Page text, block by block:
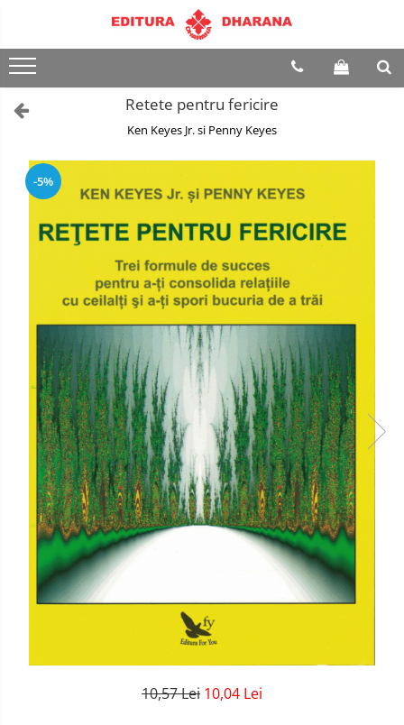
Retete pentru fericire
Ken Keyes Jr. si Penny Keyes
-5%
10,57 Lei 10,04 Lei